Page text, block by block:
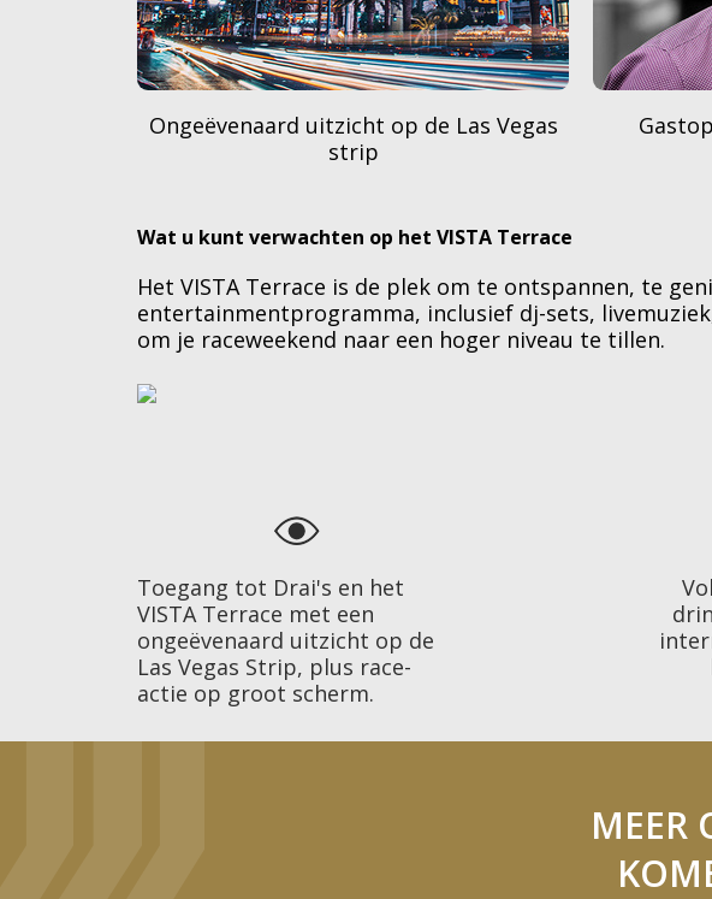
DJ-sets en livemuziek
Wat u kunt verwachten op het VISTA Terrace
Het VISTA Terrace is de plek om te ontspannen, te
entertainmentprogramma, inclusief dj-sets,
om je raceweekend naar een hoger niveau te tillen.
Toegang tot Drai's en het
VISTA Terrace met een
ongeëvenaard uitzicht op de
Las Vegas Strip, plus race-
actie op groot scherm.
MEER